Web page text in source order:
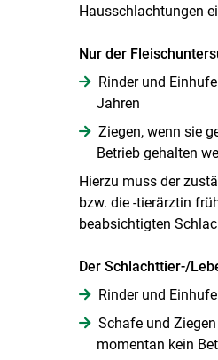
Hausschlachtungen
Nur der
Rinder und
Jahren
Ziegen, wenn sie
Betrieb gehalten
Hierzu muss der
bzw. die -tierärztin
beabsichtigten
Der Schlachttier-/​
Rinder und
Schafe und
momentan kein